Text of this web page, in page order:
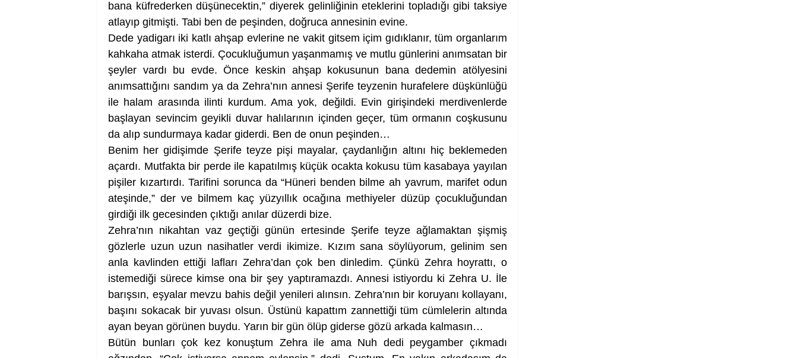
bana küfrederken düşünecektin,” diyerek gelinliğinin eteklerini topladığı gibi taksiye
atlayıp gitmişti. Tabi ben de peşinden, doğruca annesinin evine.
Dede yadigarı iki katlı ahşap evlerine ne vakit gitsem içim gıdıklanır, tüm organlarım
kahkaha atmak isterdi. Çocukluğumun yaşanmamış ve mutlu günlerini anımsatan bir
şeyler vardı bu evde. Önce keskin ahşap kokusunun bana dedemin atölyesini
anımsattığını sandım ya da Zehra’nın annesi Şerife teyzenin hurafelere düşkünlüğü
ile halam arasında ilinti kurdum. Ama yok, değildi. Evin girişindeki merdivenlerde
başlayan sevincim geyikli duvar halılarının içinden geçer, tüm ormanın coşkusunu
da alıp sundurmaya kadar giderdi. Ben de onun peşinden…
Benim her gidişimde Şerife teyze pişi mayalar, çaydanlığın altını hiç beklemeden
açardı. Mutfakta bir perde ile kapatılmış küçük ocakta kokusu tüm kasabaya yayılan
pişiler kızartırdı. Tarifini sorunca da “Hüneri benden bilme ah yavrum, marifet odun
ateşinde,” der ve bilmem kaç yüzyıllık ocağına methiyeler düzüp çocukluğundan
girdiği ilk gecesinden çıktığı anılar düzerdi bize.
Zehra’nın nikahtan vaz geçtiği günün ertesinde Şerife teyze ağlamaktan şişmiş
gözlerle uzun uzun nasihatler verdi ikimize. Kızım sana söylüyorum, gelinim sen
anla kavlinden ettiği lafları Zehra’dan çok ben dinledim. Çünkü Zehra hoyrattı, o
istemediği sürece kimse ona bir şey yaptıramazdı. Annesi istiyordu ki Zehra U. İle
barışsın, eşyalar mevzu bahis değil yenileri alınsın. Zehra’nın bir koruyanı kollayanı,
başını sokacak bir yuvası olsun. Üstünü kapattım zannettiği tüm cümlelerin altında
ayan beyan görünen buydu. Yarın bir gün ölüp giderse gözü arkada kalmasın…
Bütün bunları çok kez konuştum Zehra ile ama Nuh dedi peygamber çıkmadı